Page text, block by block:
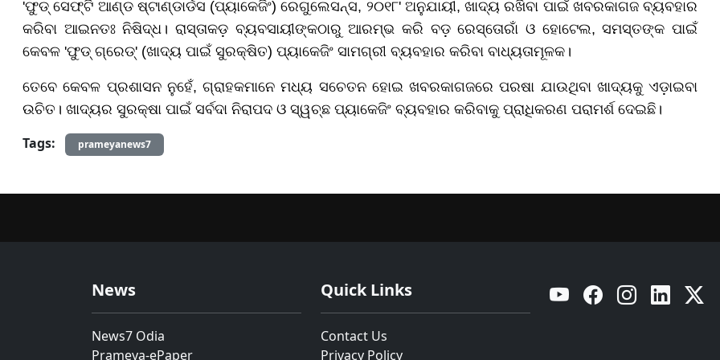
'ଫୁଡ୍ ସେଫ୍ଟି ଆଣ୍ଡ ଷ୍ଟାଣ୍ଡାର୍ଡସ (ପ୍ୟାକେଜିଂ) ରେଗୁଲେସନ୍ସ, ୨୦୧୮' ଅନୁଯାୟୀ, ଖାଦ୍ୟ ରଖିବା ପାଇଁ ଖବରକାଗଜ ବ୍ୟବହାର
କରିବା ଆଇନତଃ ନିଷିଦ୍ଧ। ରାସ୍ତାକଡ଼ ବ୍ୟବସାୟୀଙ୍କଠାରୁ ଆରମ୍ଭ କରି ବଡ଼ ରେସ୍ତୋରାଁ ଓ ହୋଟେଲ, ସମସ୍ତଙ୍କ ପାଇଁ
କେବଳ 'ଫୁଡ୍ ଗ୍ରେଡ୍' (ଖାଦ୍ୟ ପାଇଁ ସୁରକ୍ଷିତ) ପ୍ୟାକେଜିଂ ସାମଗ୍ରୀ ବ୍ୟବହାର କରିବା ବାଧ୍ୟତାମୂଳକ।
ତେବେ କେବଳ ପ୍ରଶାସନ ନୁହେଁ, ଗ୍ରାହକମାନେ ମଧ୍ୟ ସଚେତନ ହୋଇ ଖବରକାଗଜରେ ପରଷା ଯାଉଥିବା ଖାଦ୍ୟକୁ ଏଡ଼ାଇବା
ଉଚିତ। ଖାଦ୍ୟର ସୁରକ୍ଷା ପାଇଁ ସର୍ବଦା ନିରାପଦ ଓ ସ୍ୱଚ୍ଛ ପ୍ୟାକେଜିଂ ବ୍ୟବହାର କରିବାକୁ ପ୍ରାଧିକରଣ ପରାମର୍ଶ ଦେଇଛି।
Tags: prameyanews7
News
News7 Odia
Prameya-ePaper
Quick Links
Contact Us
Privacy Policy
YouTube Facebook Instagram